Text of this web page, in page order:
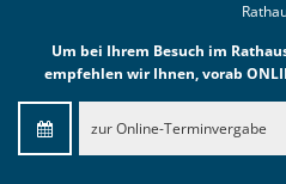
Um bei Ihrem Besuch im
empfehlen wir Ihnen, vorab
zur Online-Terminvergabe